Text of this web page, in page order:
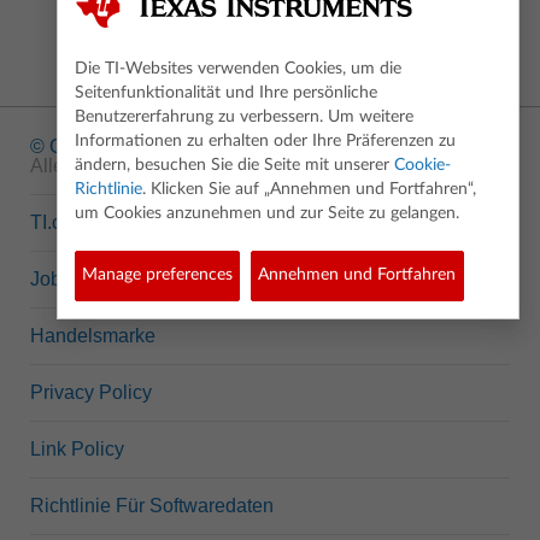
© Copyright1995-2026 Texas Instruments Incorporated.
Alle Rechte vorbehalten.
TI.com
Jobs bei TI
Handelsmarke
Privacy Policy
Link Policy
Richtlinie Für Softwaredaten
Die TI-Websites verwenden Cookies, um die
Seitenfunktionalität und Ihre persönliche
Benutzererfahrung zu verbessern. Um weitere
Informationen zu erhalten oder Ihre Präferenzen zu
ändern, besuchen Sie die Seite mit unserer Cookie-
Richtlinie. Klicken Sie auf „Annehmen und Fortfahren“,
um Cookies anzunehmen und zur Seite zu gelangen.
Manage preferences Annehmen und Fortfahren